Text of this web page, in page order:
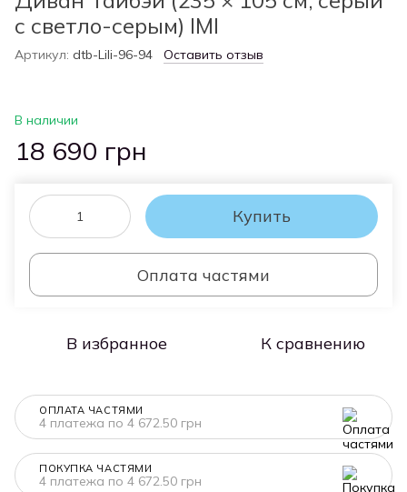
с светло-серым) IMI
Артикул: dtb-Lili-96-94 Оставить отзыв
В наличии
18 690 грн
Купить
Оплата частями
В избранное К сравнению
ОПЛАТА ЧАСТЯМИ
4 платежа по 4 672.50 грн
ПОКУПКА ЧАСТЯМИ
4 платежа по 4 672.50 грн